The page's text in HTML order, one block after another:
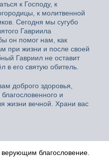
к Господу, к
к молитвенной
Сегодня мы сугубо
Гавриила
он помог нам, как
при жизни и после своей
Гавриил не оставит
в его святую обитель.
доброго здоровья,
и
жизни вечной. Храни вас
благословение.